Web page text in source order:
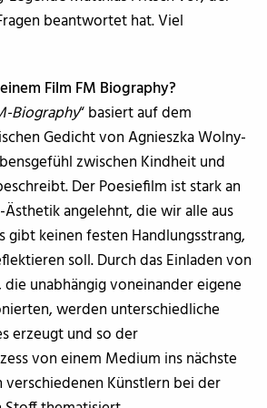
beantwortet hat. Viel
Film FM Biography?
Biography“ basiert auf dem
Gedicht von Agnieszka Wolny-
zwischen Kindheit und
Der Poesiefilm ist stark an
angelehnt, die wir alle aus
gibt keinen festen Handlungsstrang,
soll. Durch das Einladen von
unabhängig voneinander eigene
werden unterschiedliche
erzeugt und so der
von einem Medium ins nächste
verschiedenen Künstlern bei der